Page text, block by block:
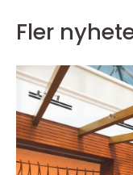
Fler